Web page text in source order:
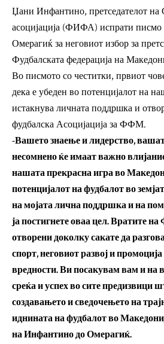
Џани Инфантино, претседателот на
асоцијација (ФИФА) испрати писмо
Омерагиќ за неговиот избор за
Фудбалската федерација на
Во писмото со честитки, првиот
дека е убеден во потенцијалот на
истакнува личната поддршка и
фудбалска Асоцијација за ФФМ.
-Вашето знаење и лидерство,
несомнено ќе имаат важно
нашата прекрасна игра во
потенцијалот на фудбалот во
на мојата лична поддршка и на
ја постигнете оваа цел. Вратите
отворени доколку сакате да
спорт, неговиот развој и
вредности. Ви посакувам вам и на
среќа и успех во сите предизвици
создавањето и сведочењето на
иднината на фудбалот во
на Инфантино до Омерагиќ.